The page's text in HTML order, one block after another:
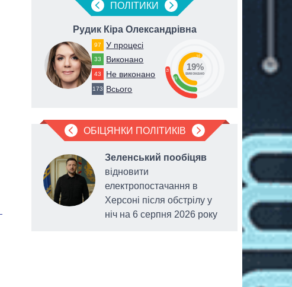
ПОЛIТИКИ
Рудик Кіра Олександрівна
97 У процесі
33 Виконано
43 Не виконано
173 Всього
25
19
56
19%
виконано
ОБІЦЯНКИ ПОЛІТИКІВ
Зеленський пообіцяв
відновити
електропостачання в
Херсоні після обстрілу у
ніч на 6 серпня 2026 року